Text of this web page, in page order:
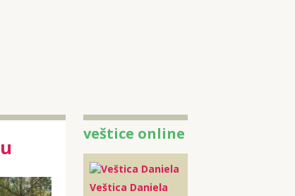
veštice online
Veštica Daniela